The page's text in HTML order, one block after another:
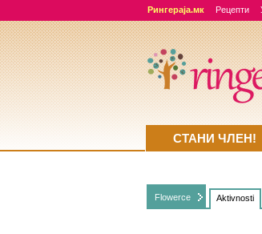
Рингераја.мк Рецепти
Flowerce Aktivnosti
СТАНИ ЧЛЕН!